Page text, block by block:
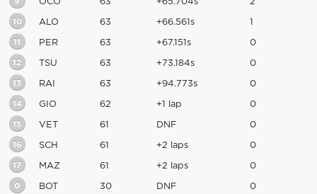
10 ALO 63 +66.561s 1
11 PER 63 +67.151s 0
12 TSU 63 +73.184s 0
13 RAI 63 +94.773s 0
14 GIO 62 +1 lap 0
15 VET 61 DNF 0
16 SCH 61 +2 laps 0
17 MAZ 61 +2 laps 0
0 BOT 30 DNF 0